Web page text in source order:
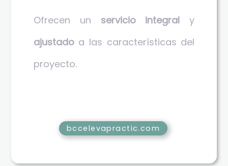
Ofrecen un servicio integral y
ajustadoa las características del
proyecto.
bccelevapractic.com